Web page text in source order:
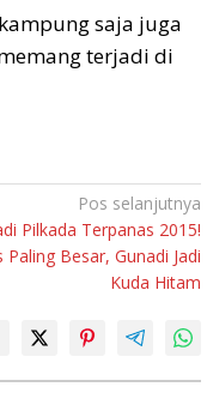
saja juga
terjadi di
Pos selanjutnya
Pilkada Terpanas 2015!
Besar, Gunadi Jadi
Kuda Hitam